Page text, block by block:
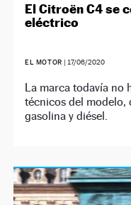
El Citroën C4 se
eléctrico
EL MOTOR | 17/06/2020
La marca todavía no
técnicos del modelo,
gasolina y diésel.